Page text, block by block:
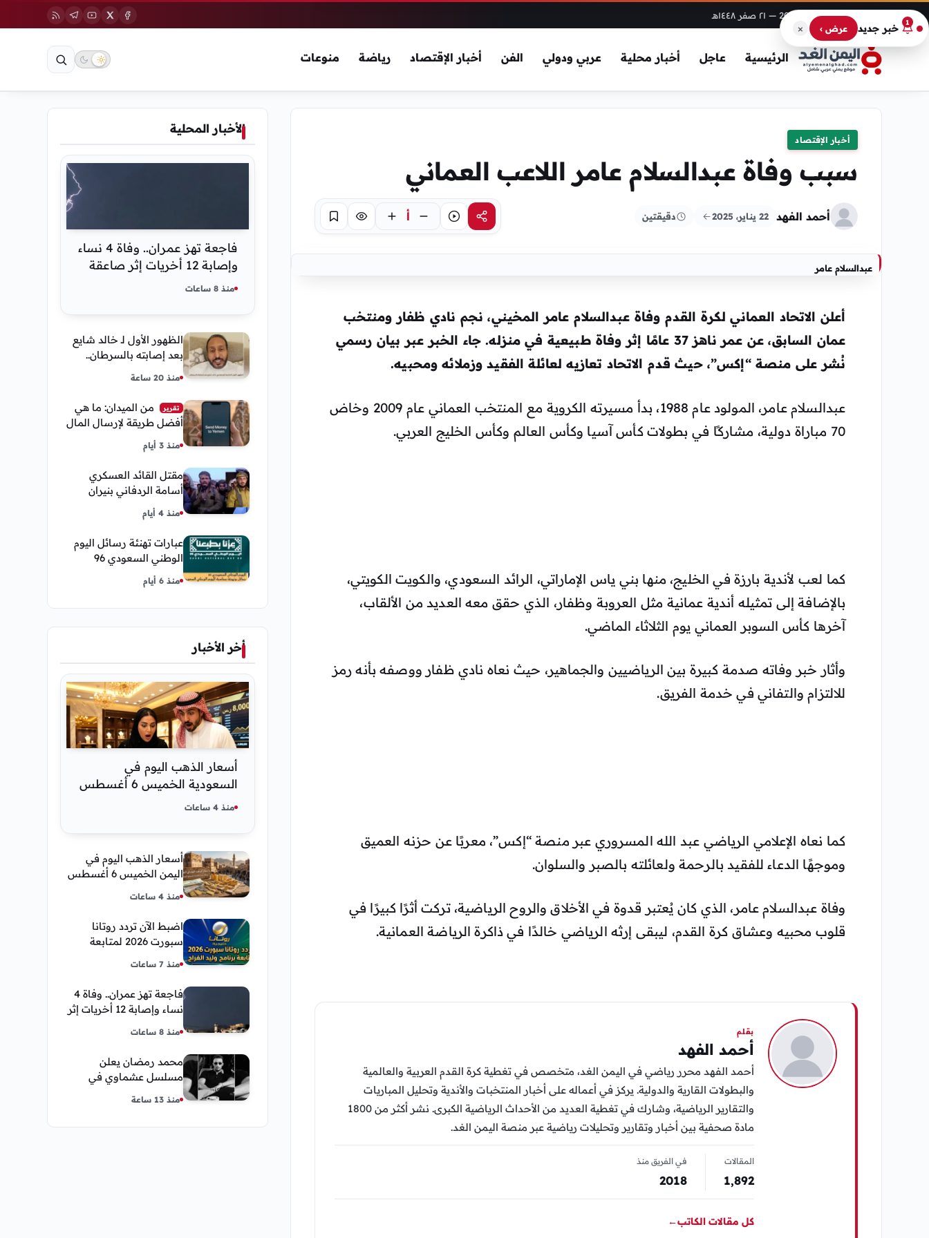
الخميس، 6 أغسطس 2026 — ٢١ صفر ١٤٤٨هـ
الرئيسية عاجل أخبار محلية عربي ودولي الفن أخبار الإقتصاد رياضة منوعات
أخبار الإقتصاد
سبب وفاة عبدالسلام عامر اللاعب العماني
أحمد الفهد 22 يناير، 2025 دقيقتين مشاركةاستماع أ تركيز حفظ
عبدالسلام عامر
أعلن الاتحاد العماني لكرة القدم وفاة عبدالسلام عامر المخيني، نجم نادي ظفار ومنتخب
عمان السابق، عن عمر ناهز 37 عامًا إثر وفاة طبيعية في منزله. جاء الخبر عبر بيان رسمي
نُشر على منصة “إكس”، حيث قدم الاتحاد تعازيه لعائلة الفقيد وزملائه ومحبيه.
عبدالسلام عامر، المولود عام 1988، بدأ مسيرته الكروية مع المنتخب العماني عام 2009 وخاض
70 مباراة دولية، مشاركًا في بطولات كأس آسيا وكأس العالم وكأس الخليج العربي.
كما لعب لأندية بارزة في الخليج، منها بني ياس الإماراتي، الرائد السعودي، والكويت الكويتي،
بالإضافة إلى تمثيله أندية عمانية مثل العروبة وظفار، الذي حقق معه العديد من الألقاب،
آخرها كأس السوبر العماني يوم الثلاثاء الماضي.
وأثار خبر وفاته صدمة كبيرة بين الرياضيين والجماهير، حيث نعاه نادي ظفار ووصفه بأنه رمز
للالتزام والتفاني في خدمة الفريق.
كما نعاه الإعلامي الرياضي عبد الله المسروري عبر منصة “إكس”، معربًا عن حزنه العميق
وموجهًا الدعاء للفقيد بالرحمة ولعائلته بالصبر والسلوان.
وفاة عبدالسلام عامر، الذي كان يُعتبر قدوة في الأخلاق والروح الرياضية، تركت أثرًا كبيرًا في
قلوب محبيه وعشاق كرة القدم، ليبقى إرثه الرياضي خالدًا في ذاكرة الرياضة العمانية.
بقلم
أحمد الفهد
أحمد الفهد محرر رياضي في اليمن الغد، متخصص في تغطية كرة القدم العربية والعالمية
والبطولات القارية والدولية. يركز في أعماله على أخبار المنتخبات والأندية وتحليل المباريات
والتقارير الرياضية، وشارك في تغطية العديد من الأحداث الرياضية الكبرى. نشر أكثر من 1800
مادة صحفية بين أخبار وتقارير وتحليلات رياضية عبر منصة اليمن الغد.
المقالات
1٬892
في الفريق منذ
2018
كل مقالات الكاتب←
الأخبار المحلية
فاجعة تهز عمران.. وفاة 4 نساء
وإصابة 12 أخريات إثر صاعقة
رعدية خلال مناسبة اجتماعية
منذ 8 ساعات
الظهور الأول لـ خالد شايع
بعد إصابته بالسرطان..
رحلة العلاج
منذ 20 ساعة
تقرير
من الميدان: ما هي
أفضل طريقة لإرسال المال
إلى اليمن من السعودية
وأمريكا
منذ 3 أيام
مقتل القائد العسكري
أسامة الردفاني بنيران
مسلحين مجهولين في
مديرية العبر
منذ 4 أيام
عبارات تهنئة رسائل اليوم
الوطني السعودي 96
إحتفالات وشعار اليوم
الوطني 2026 عزنا بطبعنا
منذ 6 أيام
أخر الأخبار
أسعار الذهب اليوم في
السعودية الخميس 6 أغسطس
2026 — تحديث مباشر
منذ 4 ساعات
أسعار الذهب اليوم في
اليمن الخميس 6 أغسطس
وعدن
منذ 4 ساعات
اضبط الآن تردد روتانا
سبورت 2026 لمتابعة
منذ 7 ساعات
فاجعة تهز عمران.. وفاة 4
نساء وإصابة 12 أخريات إثر
اجتماعية
منذ 8 ساعات
محمد رمضان يعلن
مسلسل عشماوي في
2027
منذ 13 ساعة
1 خبر جديد عرض › ×